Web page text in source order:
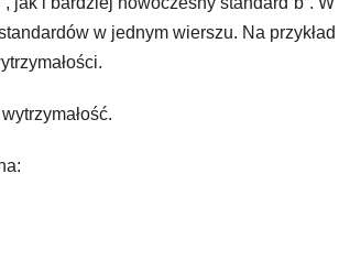
w jednym wierszu. Na przykład